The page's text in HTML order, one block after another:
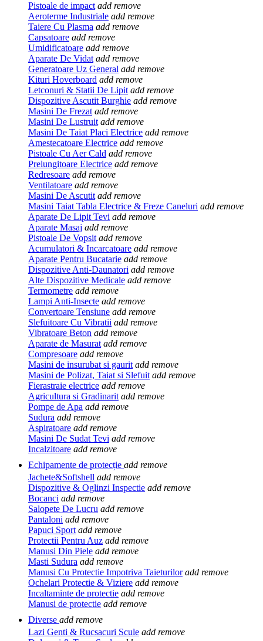
Pistoale de impact add remove
Aeroterme Industriale add remove
Taiere Cu Plasma add remove
Capsatoare add remove
Umidificatoare add remove
Aparate De Vidat add remove
Generatoare Uz General add remove
Kituri Hoverboard add remove
Letconuri & Statii De Lipit add remove
Dispozitive Ascutit Burghie add remove
Masini De Frezat add remove
Masini De Lustruit add remove
Masini De Taiat Placi Electrice add remove
Amestecatoare Electrice add remove
Pistoale Cu Aer Cald add remove
Prelungitoare Electrice add remove
Redresoare add remove
Ventilatoare add remove
Masini De Ascutit add remove
Masini Taiat Tabla Electrice & Freze Caneluri add remove
Aparate De Lipit Tevi add remove
Aparate Masaj add remove
Pistoale De Vopsit add remove
Acumulatori & Incarcatoare add remove
Aparate Pentru Bucatarie add remove
Dispozitive Anti-Daunatori add remove
Alte Dispozitive Medicale add remove
Termometre add remove
Lampi Anti-Insecte add remove
Convertoare Tensiune add remove
Slefuitoare Cu Vibratii add remove
Vibratoare Beton add remove
Aparate de Masurat add remove
Compresoare add remove
Masini de insurubat si gaurit add remove
Masini de Polizat, Taiat si Slefuit add remove
Fierastraie electrice add remove
Agricultura si Gradinarit add remove
Pompe de Apa add remove
Sudura add remove
Aspiratoare add remove
Masini De Sudat Tevi add remove
Incalzitoare add remove
Echipamente de protecție add remove
Jachete&Softshell add remove
Dispozitive & Oglinzi Inspectie add remove
Bocanci add remove
Salopete De Lucru add remove
Pantaloni add remove
Papuci Sport add remove
Protectii Pentru Auz add remove
Manusi Din Piele add remove
Masti Sudura add remove
Manusi Cu Protectie Impotriva Taieturilor add remove
Ochelari Protectie & Viziere add remove
Incaltaminte de protectie add remove
Manusi de protectie add remove
Diverse add remove
Lazi Genti & Rucsacuri Scule add remove